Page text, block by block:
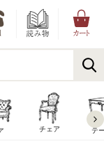
チェア テ